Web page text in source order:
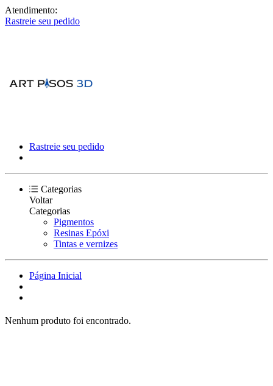
Atendimento:
Rastreie seu pedido
Rastreie seu pedido
Categorias
Voltar
Categorias
Pigmentos
Resinas Epóxi
Tintas e vernizes
Página Inicial
Nenhum produto foi encontrado.